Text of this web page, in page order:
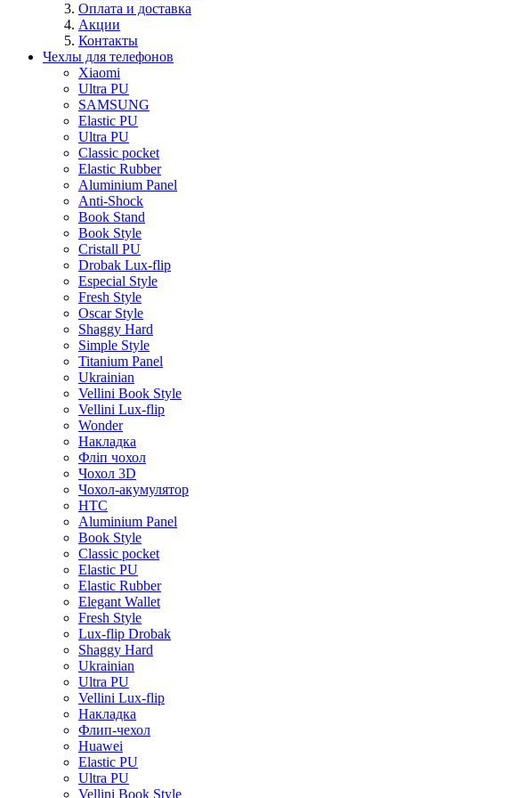
Оплата и доставка
Акции
Контакты
Чехлы для телефонов
Xiaomi
Ultra PU
SAMSUNG
Elastic PU
Ultra PU
Classic pocket
Elastic Rubber
Aluminium Panel
Anti-Shock
Book Stand
Book Style
Cristall PU
Drobak Lux-flip
Especial Style
Fresh Style
Oscar Style
Shaggy Hard
Simple Style
Titanium Panel
Ukrainian
Vellini Book Style
Vellini Lux-flip
Wonder
Накладка
Фліп чохол
Чохол 3D
Чохол-акумулятор
HTC
Aluminium Panel
Book Style
Classic pocket
Elastic PU
Elastic Rubber
Elegant Wallet
Fresh Style
Lux-flip Drobak
Shaggy Hard
Ukrainian
Ultra PU
Vellini Lux-flip
Накладка
Флип-чехол
Huawei
Elastic PU
Ultra PU
Vellini Book Style